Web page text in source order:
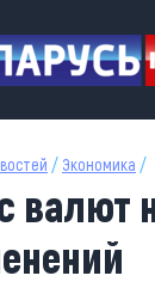
/ Экономика /
валют